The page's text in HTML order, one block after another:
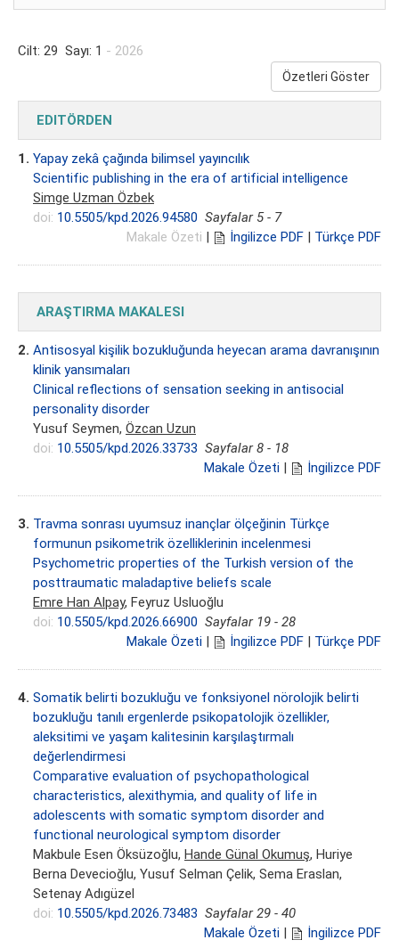
Cilt: 29 Sayı: 1 - 2026
Özetleri Göster
EDITÖRDEN
1. Yapay zekâ çağında bilimsel yayıncılık
Scientific publishing in the era of artificial intelligence
Simge Uzman Özbek
doi: 10.5505/kpd.2026.94580 Sayfalar 5 - 7
Makale Özeti | İngilizce PDF | Türkçe PDF
ARAŞTIRMA MAKALESI
2. Antisosyal kişilik bozukluğunda heyecan arama davranışının
klinik yansımaları
Clinical reflections of sensation seeking in antisocial
personality disorder
Yusuf Seymen, Özcan Uzun
doi: 10.5505/kpd.2026.33733 Sayfalar 8 - 18
Makale Özeti | İngilizce PDF
3. Travma sonrası uyumsuz inançlar ölçeğinin Türkçe
formunun psikometrik özelliklerinin incelenmesi
Psychometric properties of the Turkish version of the
posttraumatic maladaptive beliefs scale
Emre Han Alpay, Feyruz Usluoğlu
doi: 10.5505/kpd.2026.66900 Sayfalar 19 - 28
Makale Özeti | İngilizce PDF | Türkçe PDF
4. Somatik belirti bozukluğu ve fonksiyonel nörolojik belirti
bozukluğu tanılı ergenlerde psikopatolojik özellikler,
aleksitimi ve yaşam kalitesinin karşılaştırmalı
değerlendirmesi
Comparative evaluation of psychopathological
characteristics, alexithymia, and quality of life in
adolescents with somatic symptom disorder and
functional neurological symptom disorder
Makbule Esen Öksüzoğlu, Hande Günal Okumuş, Huriye
Berna Devecioğlu, Yusuf Selman Çelik, Sema Eraslan,
Setenay Adıgüzel
doi: 10.5505/kpd.2026.73483 Sayfalar 29 - 40
Makale Özeti | İngilizce PDF